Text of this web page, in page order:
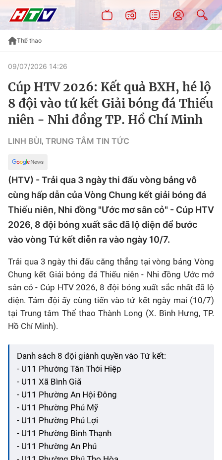
Thể thao
09/07/2026 14:26
Cúp HTV 2026: Kết quả BXH, hé lộ
8 đội vào tứ kết Giải bóng đá Thiếu
niên - Nhi đồng TP. Hồ Chí Minh
LINH BÙI, TRUNG TÂM TIN TỨC
(HTV) - Trải qua 3 ngày thi đấu vòng bảng vô
cùng hấp dẫn của Vòng Chung kết giải bóng đá
Thiếu niên, Nhi đồng "Ước mơ sân cỏ" - Cúp HTV
2026, 8 đội bóng xuất sắc đã lộ diện để bước
vào vòng Tứ kết diễn ra vào ngày 10/7.
Trải qua 3 ngày thi đấu căng thẳng tại vòng bảng Vòng
Chung kết Giải bóng đá Thiếu niên - Nhi đồng Ước mở
sân cỏ - Cúp HTV 2026, 8 đội bóng xuất sắc nhất đã lộ
diện. Tám đội ấy cùng tiến vào tứ kết ngày mai (10/7)
tại Trung tâm Thể thao Thành Long (X. Bình Hưng, TP.
Hồ Chí Minh).
Danh sách 8 đội giành quyền vào Tứ kết:
- U11 Phường Tân Thới Hiệp
- U11 Xã Bình Giã
- U11 Phường An Hội Đông
- U11 Phường Phú Mỹ
- U11 Phường Phú Lợi
- U11 Phường Bình Thạnh
- U11 Phường An Phú